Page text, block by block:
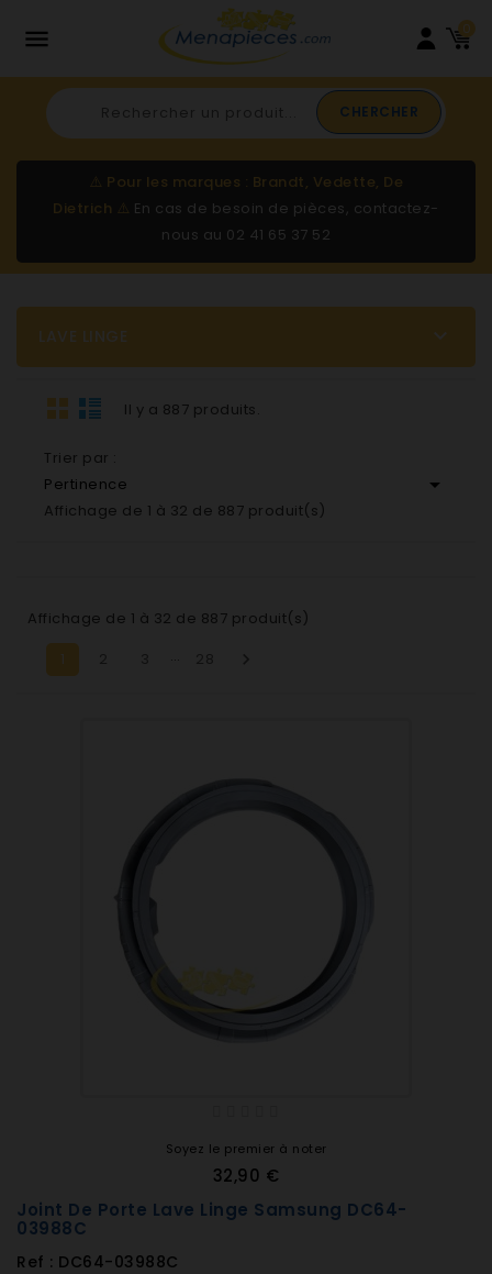
 0
CHERCHER
⚠️ Pour les marques : Brandt, Vedette, De
Dietrich ⚠️ En cas de besoin de pièces, contactez-
nous au 02 41 65 37 52
LAVE LINGE 
Il y a 887 produits.
Trier par :
Pertinence

Affichage de 1 à 32 de 887 produit(s)
Affichage de 1 à 32 de 887 produit(s)
1
…
Soyez le premier à noter
32,90 €
Joint De Porte Lave Linge Samsung DC64-
03988C
Ref : DC64-03988C